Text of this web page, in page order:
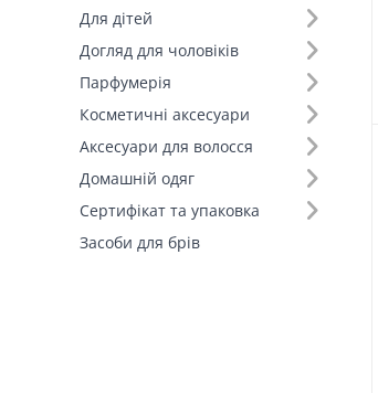
Для дітей
Догляд для чоловіків
Парфумерія
Косметичні аксесуари
Аксесуари для волосся
Домашній одяг
Сертифікат та упаковка
Засоби для брів